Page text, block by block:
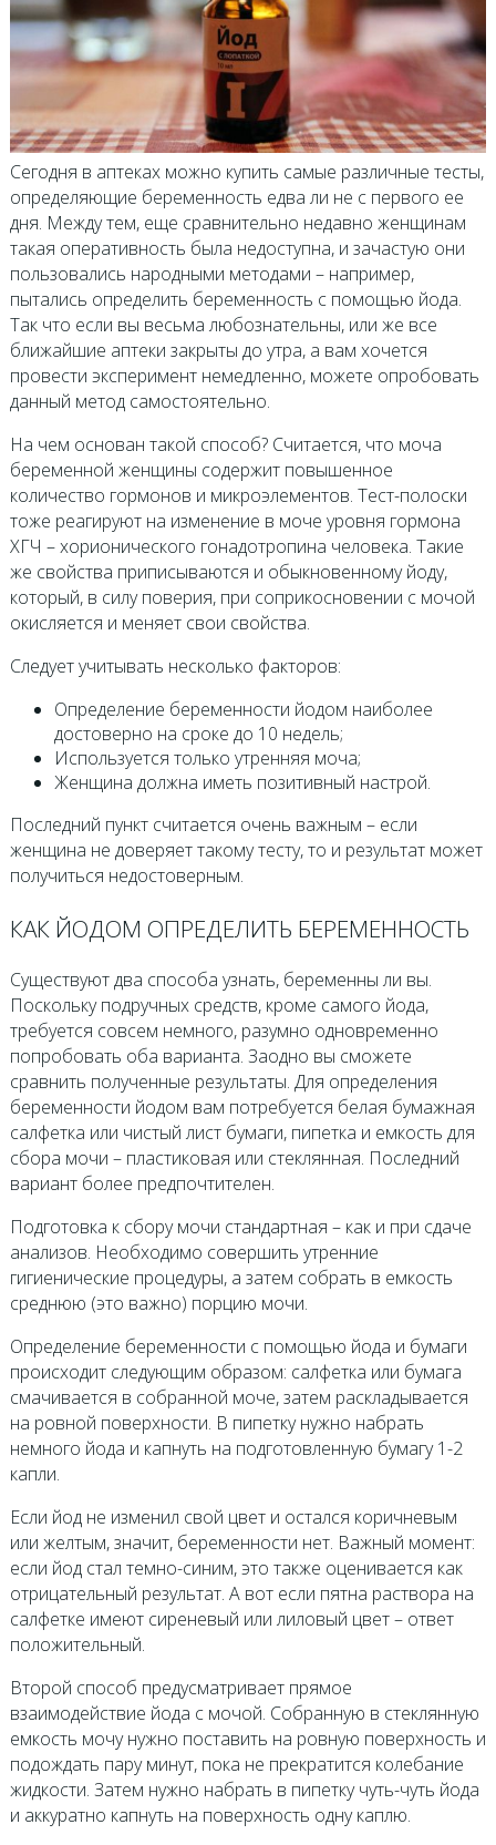
Сегодня в аптеках можно купить самые различные тесты,
определяющие беременность едва ли не с первого ее
дня. Между тем, еще сравнительно недавно женщинам
такая оперативность была недоступна, и зачастую они
пользовались народными методами – например,
пытались определить беременность с помощью йода.
Так что если вы весьма любознательны, или же все
ближайшие аптеки закрыты до утра, а вам хочется
провести эксперимент немедленно, можете опробовать
данный метод самостоятельно.
На чем основан такой способ? Считается, что моча
беременной женщины содержит повышенное
количество гормонов и микроэлементов. Тест-полоски
тоже реагируют на изменение в моче уровня гормона
ХГЧ – хорионического гонадотропина человека. Такие
же свойства приписываются и обыкновенному йоду,
который, в силу поверия, при соприкосновении с мочой
окисляется и меняет свои свойства.
Следует учитывать несколько факторов:
Определение беременности йодом наиболее
достоверно на сроке до 10 недель;
Используется только утренняя моча;
Женщина должна иметь позитивный настрой.
Последний пункт считается очень важным – если
женщина не доверяет такому тесту, то и результат может
получиться недостоверным.
КАК ЙОДОМ ОПРЕДЕЛИТЬ БЕРЕМЕННОСТЬ
Существуют два способа узнать, беременны ли вы.
Поскольку подручных средств, кроме самого йода,
требуется совсем немного, разумно одновременно
попробовать оба варианта. Заодно вы сможете
сравнить полученные результаты. Для определения
беременности йодом вам потребуется белая бумажная
салфетка или чистый лист бумаги, пипетка и емкость для
сбора мочи – пластиковая или стеклянная. Последний
вариант более предпочтителен.
Подготовка к сбору мочи стандартная – как и при сдаче
анализов. Необходимо совершить утренние
гигиенические процедуры, а затем собрать в емкость
среднюю (это важно) порцию мочи.
Определение беременности с помощью йода и бумаги
происходит следующим образом: салфетка или бумага
смачивается в собранной моче, затем раскладывается
на ровной поверхности. В пипетку нужно набрать
немного йода и капнуть на подготовленную бумагу 1-2
капли.
Если йод не изменил свой цвет и остался коричневым
или желтым, значит, беременности нет. Важный момент:
если йод стал темно-синим, это также оценивается как
отрицательный результат. А вот если пятна раствора на
салфетке имеют сиреневый или лиловый цвет – ответ
положительный.
Второй способ предусматривает прямое
взаимодействие йода с мочой. Собранную в стеклянную
емкость мочу нужно поставить на ровную поверхность и
подождать пару минут, пока не прекратится колебание
жидкости. Затем нужно набрать в пипетку чуть-чуть йода
и аккуратно капнуть на поверхность одну каплю.